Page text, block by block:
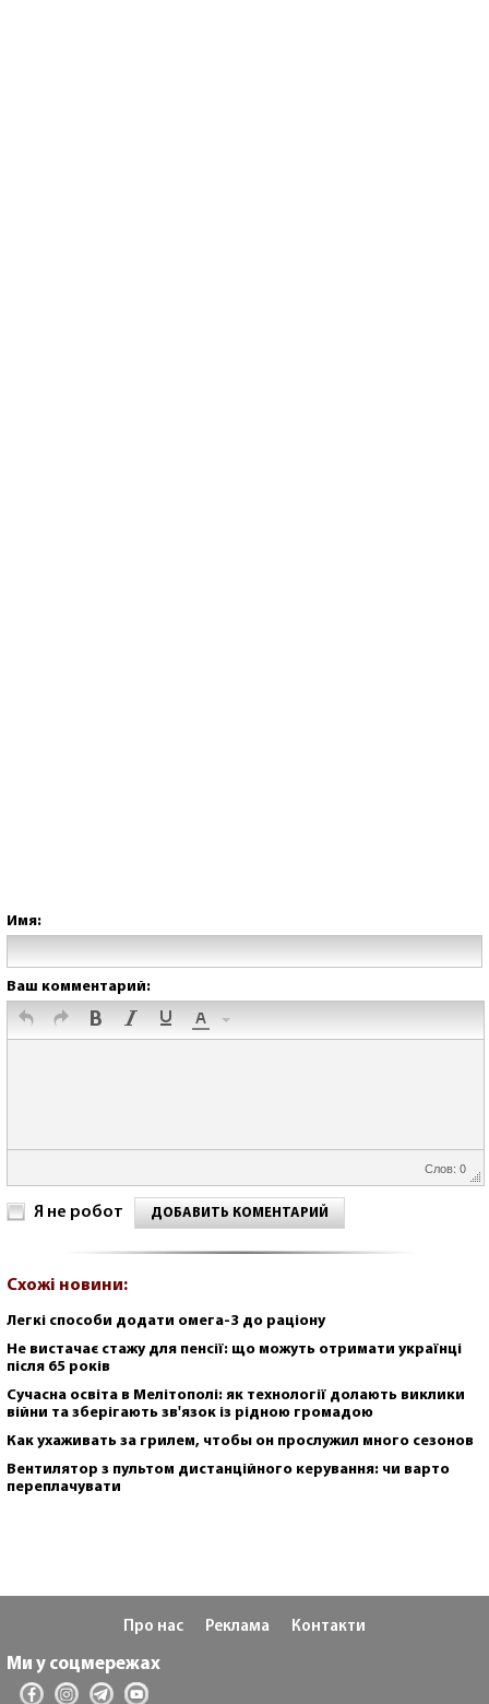
Имя:
Ваш комментарий:
Слов: 0
Я не робот ДОБАВИТЬ КОМЕНТАРИЙ
Схожі новини:
Легкі способи додати омега-3 до раціону
Не вистачає стажу для пенсії: що можуть отримати українці
після 65 років
Сучасна освіта в Мелітополі: як технології долають виклики
війни та зберігають зв'язок із рідною громадою
Как ухаживать за грилем, чтобы он прослужил много сезонов
Вентилятор з пультом дистанційного керування: чи варто
переплачувати
Про нас Реклама Контакти
Ми у соцмережах